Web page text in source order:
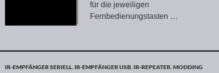
für die jeweiligen
Fernbedienungstasten …
IR-EMPFÄNGER SERIELL, IR-EMPFÄNGER USB, IR-REPEATER,MODDING